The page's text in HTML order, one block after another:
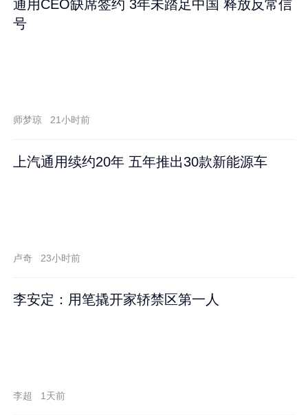
通用CEO缺席签约 3年未踏足中国 释放反常信
号
师梦琼 21小时前
上汽通用续约20年 五年推出30款新能源车
卢奇 23小时前
李安定：用笔撬开家轿禁区第一人
李超 1天前